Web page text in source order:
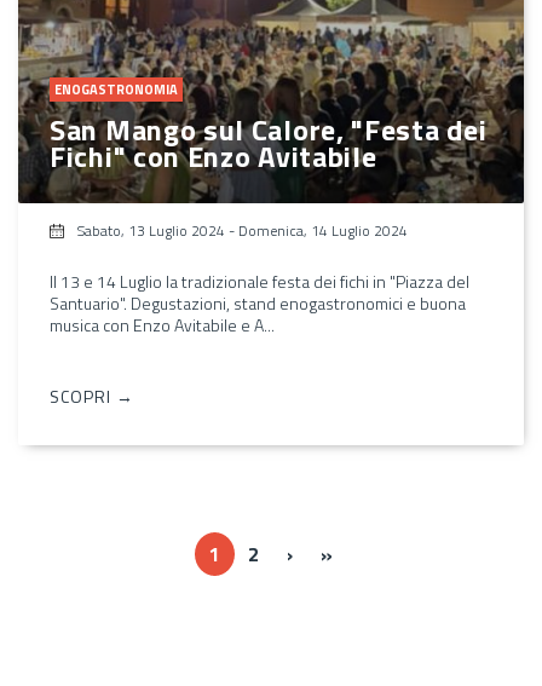
ENOGASTRONOMIA
San Mango sul Calore, "Festa dei
Fichi" con Enzo Avitabile
Sabato, 13 Luglio 2024 - Domenica, 14 Luglio 2024
Il 13 e 14 Luglio la tradizionale festa dei fichi in "Piazza del
Santuario". Degustazioni, stand enogastronomici e buona
musica con Enzo Avitabile e A...
SCOPRI →
1 2 ››› »